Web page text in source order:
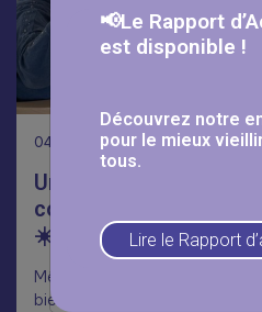
04
Un été placé sous le
convivialité à la
☀️
Même sans terrasse
bien au rendez-vous à la
📢Le Rapport
est disponible !
Découvrez notre
pour le mieux
tous.
Lire le Rapport